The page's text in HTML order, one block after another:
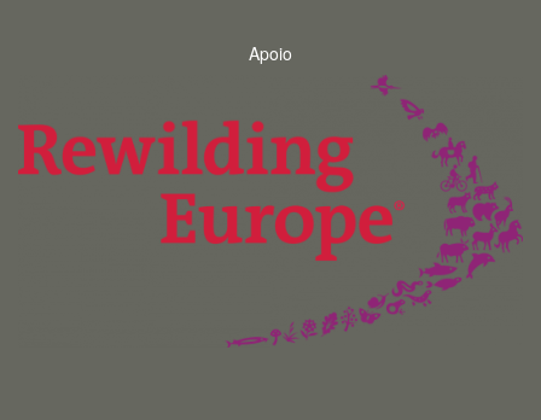
Apoio